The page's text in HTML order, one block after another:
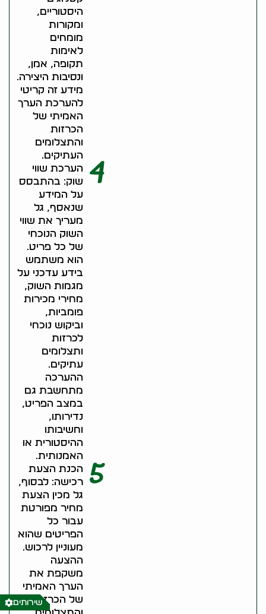
היסטוריים,
ומקורות
מומחים
לאימות
תקופה, אמן,
ונסיבות היצירה.
מידע זה קריטי
להערכת הערך
האמיתי של
הכרזות
והתצלומים
העתיקים.
4
הערכת שווי
שוק: בהתבסס
על המידע
שנאסף, גל
מעריך את שווי
השוק הנוכחי
של כל פריט.
הוא משתמש
בידע עדכני על
מגמות השוק,
מחירי מכירות
פומביות,
וביקוש נוכחי
לכרזות
ותצלומים
עתיקים.
ההערכה
מתחשבת גם
במצב הפריט,
נדירותו,
וחשיבותו
ההיסטורית או
האמנותית.
5
הכנת הצעת
רכישה: לבסוף,
גל מכין הצעת
מחיר מפורטת
עבור כל
הפריטים שהוא
מעוניין לרכוש.
ההצעה
משקפת את
הערך האמיתי
של הכרזותשירותים